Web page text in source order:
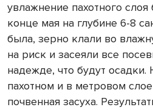
увлажнение пахотного
конце мая на глубине 6-8
была, зерно клали во
на риск и засеяли все
надежде, что будут
пахотном и в метровом
почвенная засуха.